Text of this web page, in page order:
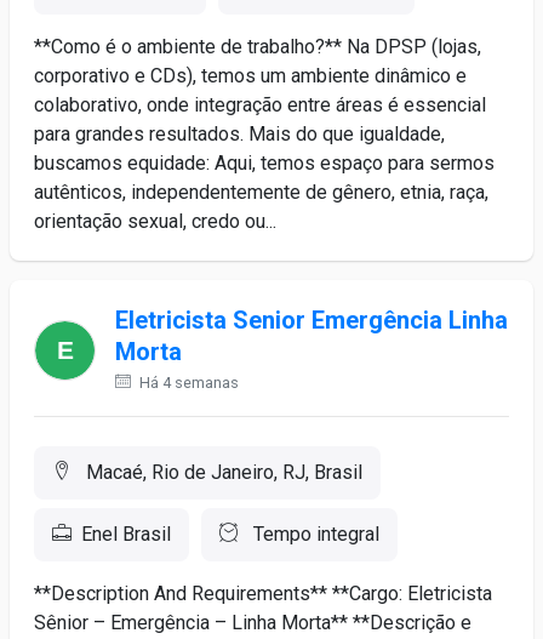
**Como é o ambiente de trabalho?** Na DPSP (lojas,
corporativo e CDs), temos um ambiente dinâmico e
colaborativo, onde integração entre áreas é essencial
para grandes resultados. Mais do que igualdade,
buscamos equidade: Aqui, temos espaço para sermos
autênticos, independentemente de gênero, etnia, raça,
orientação sexual, credo ou...
Eletricista Senior Emergência Linha
Morta
Há 4 semanas
Macaé, Rio de Janeiro, RJ, Brasil
Enel Brasil Tempo integral
**Description And Requirements** **Cargo: Eletricista
Sênior – Emergência – Linha Morta** **Descrição e